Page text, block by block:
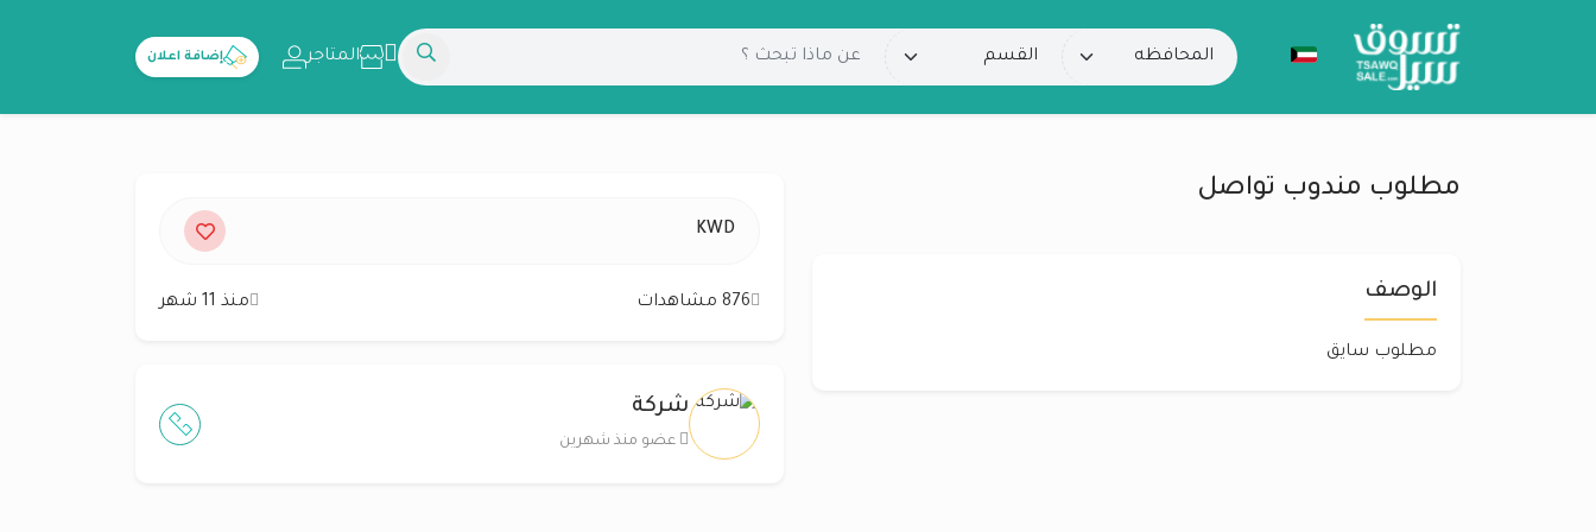
المتاجر إضافة اعلان
مطلوب مندوب تواصل
الوصف
مطلوب سايق
KWD
876 مشاهدات منذ 11 شهر
شركة
عضو منذ شهرين